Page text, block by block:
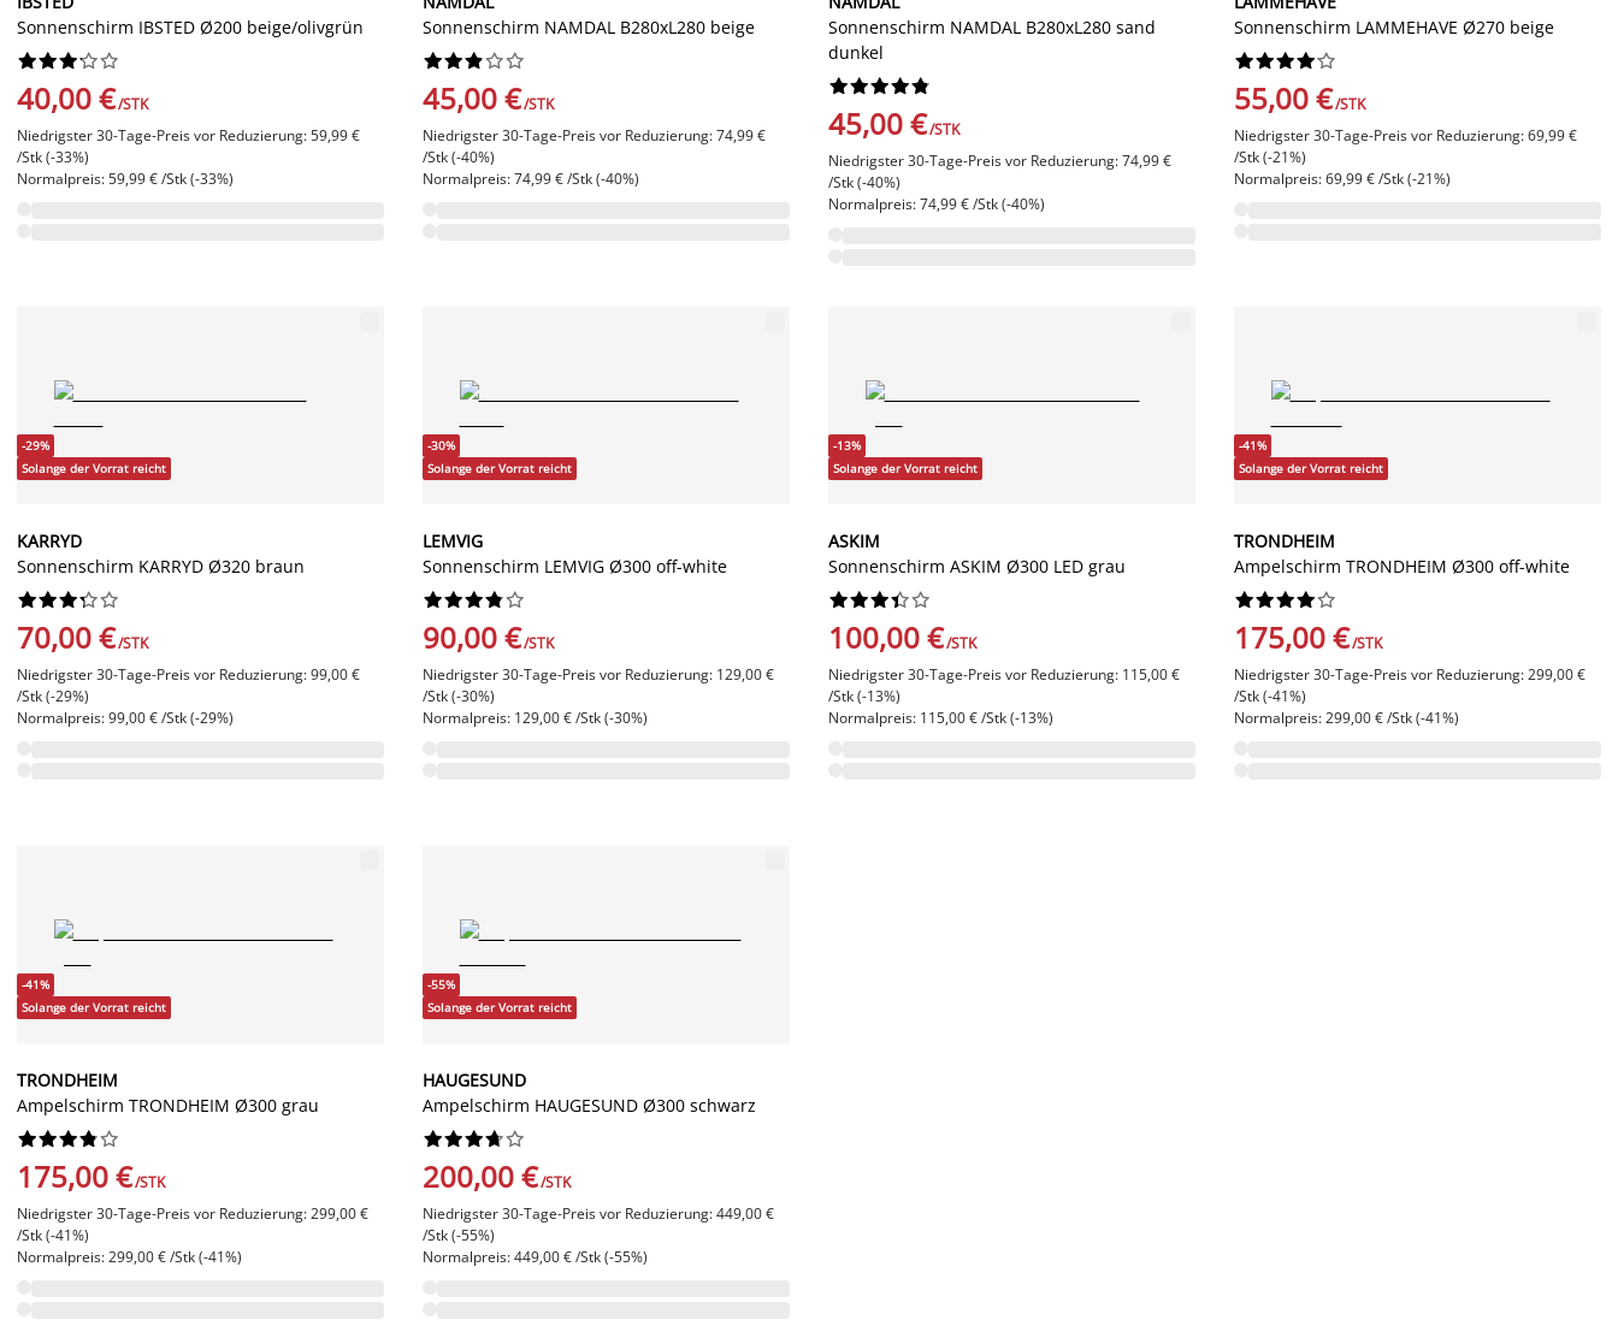
Sonnenschirm IBSTED Ø200 beige/olivgrün






40,00 €/STK
Niedrigster 30-Tage-Preis vor Reduzierung: 59,99 €
/Stk (-33%)
Normalpreis: 59,99 € /Stk (-33%)
Sonnenschirm NAMDAL B280xL280 beige






45,00 €/STK
Niedrigster 30-Tage-Preis vor Reduzierung: 74,99 €
/Stk (-40%)
Normalpreis: 74,99 € /Stk (-40%)
Sonnenschirm NAMDAL B280xL280 sand
dunkel






45,00 €/STK
Niedrigster 30-Tage-Preis vor Reduzierung: 74,99 €
/Stk (-40%)
Normalpreis: 74,99 € /Stk (-40%)
Sonnenschirm LAMMEHAVE Ø270 beige






55,00 €/STK
Niedrigster 30-Tage-Preis vor Reduzierung: 69,99 €
/Stk (-21%)
Normalpreis: 69,99 € /Stk (-21%)
-29%
Solange der Vorrat reicht
KARRYD
Sonnenschirm KARRYD Ø320 braun






70,00 €/STK
Niedrigster 30-Tage-Preis vor Reduzierung: 99,00 €
/Stk (-29%)
Normalpreis: 99,00 € /Stk (-29%)
-30%
Solange der Vorrat reicht
LEMVIG
Sonnenschirm LEMVIG Ø300 off-white






90,00 €/STK
Niedrigster 30-Tage-Preis vor Reduzierung: 129,00 €
/Stk (-30%)
Normalpreis: 129,00 € /Stk (-30%)
-13%
Solange der Vorrat reicht
ASKIM
Sonnenschirm ASKIM Ø300 LED grau






100,00 €/STK
Niedrigster 30-Tage-Preis vor Reduzierung: 115,00 €
/Stk (-13%)
Normalpreis: 115,00 € /Stk (-13%)
-41%
Solange der Vorrat reicht
TRONDHEIM
Ampelschirm TRONDHEIM Ø300 off-white






175,00 €/STK
Niedrigster 30-Tage-Preis vor Reduzierung: 299,00 €
/Stk (-41%)
Normalpreis: 299,00 € /Stk (-41%)
-41%
Solange der Vorrat reicht
TRONDHEIM
Ampelschirm TRONDHEIM Ø300 grau






175,00 €/STK
Niedrigster 30-Tage-Preis vor Reduzierung: 299,00 €
/Stk (-41%)
Normalpreis: 299,00 € /Stk (-41%)
-55%
Solange der Vorrat reicht
HAUGESUND
Ampelschirm HAUGESUND Ø300 schwarz






200,00 €/STK
Niedrigster 30-Tage-Preis vor Reduzierung: 449,00 €
/Stk (-55%)
Normalpreis: 449,00 € /Stk (-55%)